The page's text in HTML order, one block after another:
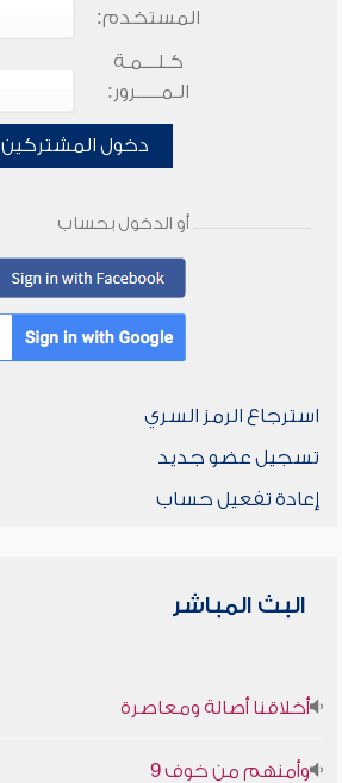
المستخدم:
كـلـــمـة
الـمـــــرور:
دخول المشتركين
أو الدخول بحساب
استرجاع الرمز السري
تسجيل عضو جديد
إعادة تفعيل حساب
البث المباشر
أخلاقنا أصالة ومعاصرة
وأمنهم من خوف 9